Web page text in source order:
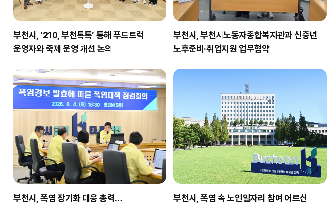
부천시, ‘210, 부천톡톡’ 통해 푸드트럭
운영자와 축제 운영 개선 논의
부천시, 부천시노동자종합복지관과 신중년
노후준비·취업지원 업무협약
부천시, 폭염 장기화 대응 총력…
부천시, 폭염 속 노인일자리 참여 어르신